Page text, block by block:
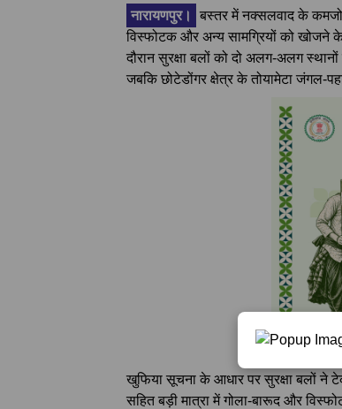
नारायणपुर।
बस्तर में नक्सलवाद के
विस्फोटक और अन्य सामग्रियों को खोजने
दौरान सुरक्षा बलों को दो अलग-अलग
जबकि छोटेडोंगर क्षेत्र के तोयामेटा जंगल-
खुफिया सूचना के आधार पर सुरक्षा बलों
सहित बड़ी मात्रा में गोला-बारूद और